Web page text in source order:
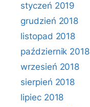
styczeń 2019
grudzień 2018
listopad 2018
październik 2018
wrzesień 2018
sierpień 2018
lipiec 2018